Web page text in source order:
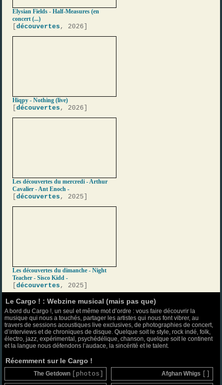
Elysian Fields - Half-Measures (en
concert (...)
[découvertes , 2026]
Hiqpy - Nothing (live)
[découvertes , 2026]
Les découvertes du mercredi - Arthur
Cavalier - Ant Enoch -
[découvertes , 2025]
Les découvertes du dimanche - Night
Teacher - Sisco Kidd -
[découvertes , 2025]
Le Cargo ! : Webzine musical (mais pas que)
A bord du Cargo !, un seul et même mot d’ordre : vous faire découvrir la
musique qui nous a touchés, partager les artistes qui nous font vibrer, au
travers de sessions acoustiques live exclusives, de photographies de concert,
d’interviews et de chroniques de disque. Quelque soit le style, rock indé, folk,
électro, jazz, expérimental, psychédélique, chanson, quelque soit le continent
et la langue nous défendons l’audace, la sincérité et le talent.
Récemment sur le Cargo !
The Getdown [photos] Afghan Whigs